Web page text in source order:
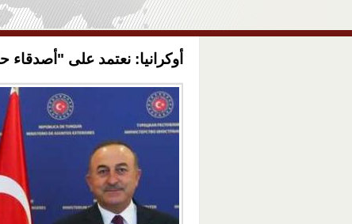
أوكرانيا: نعتمد على